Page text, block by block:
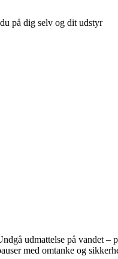
på dig selv og dit udstyr
udmattelse på vandet –
med omtanke og